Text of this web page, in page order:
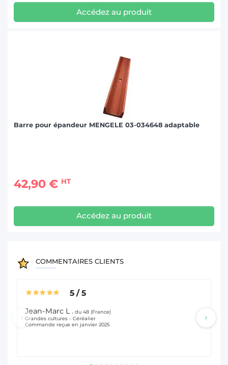
Accédez au produit
Barre pour épandeur MENGELE 03-034648 adaptable
42,90 € HT
Accédez au produit
COMMENTAIRES CLIENTS
5/5
Jean-Marc L . du 48 (France)
Grandes cultures - Céréalier
Commande reçue en janvier 2025